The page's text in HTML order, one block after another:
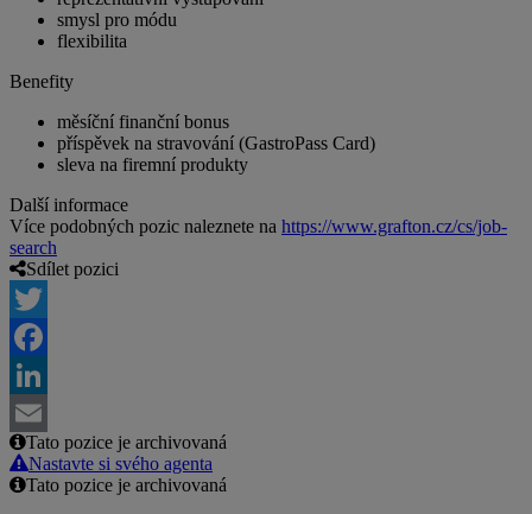
smysl pro módu
flexibilita
Benefity
měsíční finanční bonus
příspěvek na stravování (GastroPass Card)
sleva na firemní produkty
Další informace
Více podobných pozic naleznete na https://www.grafton.cz/cs/job-
search
Sdílet pozici
Twitter
Facebook
LinkedIn
Email
Tato pozice je archivovaná
Nastavte si svého agenta
Tato pozice je archivovaná